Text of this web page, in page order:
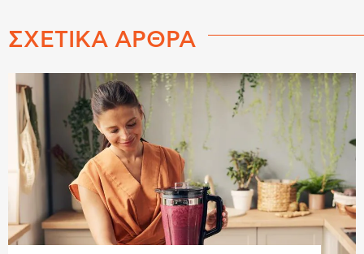
ΣΧΕΤΙΚΑ ΑΡΘΡΑ